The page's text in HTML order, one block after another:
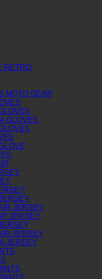
RETRO
MOTO GEAR
GLOVES
JERSEY
JERSEY
JERSEY
JERSEY